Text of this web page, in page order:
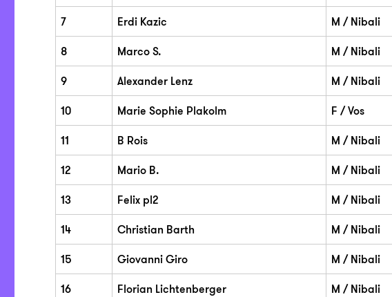
7 Erdi Kazic M / Nibali
8 Marco S. M / Nibali
9 Alexander Lenz M / Nibali
10 Marie Sophie Plakolm F / Vos
11 B Rois M / Nibali
12 Mario B. M / Nibali
13 Felix pl2 M / Nibali
14 Christian Barth M / Nibali
15 Giovanni Giro M / Nibali
16 Florian Lichtenberger M / Nibali